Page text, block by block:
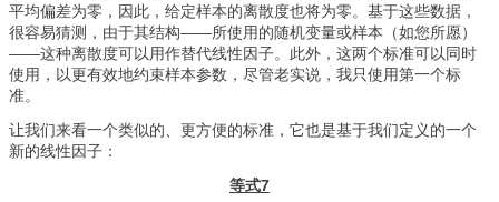
平均偏差为零，因此，给定样本的离散度也将为零。基于这些数据，
很容易猜测，由于其结构——所使用的随机变量或样本（如您所愿）
——这种离散度可以用作替代线性因子。此外，这两个标准可以同时
使用，以更有效地约束样本参数，尽管老实说，我只使用第一个标
准。
让我们来看一个类似的、更方便的标准，它也是基于我们定义的一个
新的线性因子：
等式7